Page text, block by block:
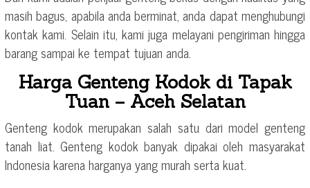
masih bagus, apabila anda berminat, anda dapat menghubungi
kontak kami. Selain itu, kami juga melayani pengiriman hingga
barang sampai ke tempat tujuan anda.
Harga Genteng Kodok di Tapak
Tuan – Aceh Selatan
Genteng kodok merupakan salah satu dari model genteng
tanah liat. Genteng kodok banyak dipakai oleh masyarakat
Indonesia karena harganya yang murah serta kuat.